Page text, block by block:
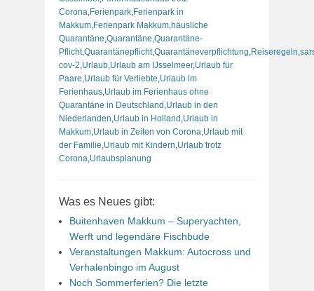
Corona Ferienpark Ferienpark in
Makkum Ferienpark Makkum häusliche
Quarantäne Quarantäne Quarantäne-
Pflicht,Quarantänepflicht,Quarantäneverpflichtung Reiseregeln
cov-2 Urlaub Urlaub am IJsselmeer, Urlaub für
Paare Urlaub für Verliebte Urlaub im
Ferienhaus Urlaub im Ferienhaus ohne
Quarantäne in Deutschland Urlaub in den
Niederlanden Urlaub in Holland Urlaub in
Makkum Urlaub in Zeiten von Corona Urlaub mit
der Familie Urlaub mit Kindern Urlaub trotz
Corona Urlaubsplanung
Was es Neues gibt:
Buitenhaven Makkum – Superyachten,
Werft und legendäre Fischbude
Veranstaltungen Makkum: Autocross und
Verhalenbingo im August
Noch Sommerferien? Die letzte